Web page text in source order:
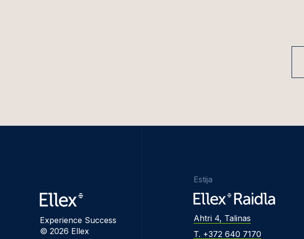
Experience Success
© 2026 Ellex
Estija
Ahtri 4, Talinas
T. +372 640 7170